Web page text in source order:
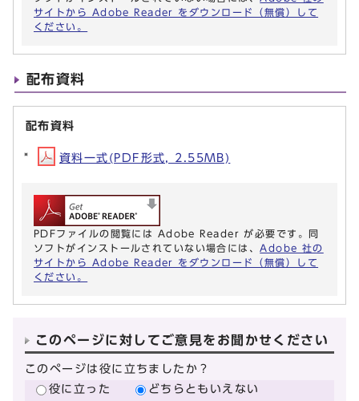
サイトから Adobe Reader をダウンロード（無償）して
ください。
配布資料
配布資料
資料一式(PDF形式, 2.55MB)
PDFファイルの閲覧には Adobe Reader が必要です。同
ソフトがインストールされていない場合には、 Adobe 社の
サイトから Adobe Reader をダウンロード（無償）して
ください。
このページに対してご意見をお聞かせください
このページは役に立ちましたか？
役に立った
どちらともいえない